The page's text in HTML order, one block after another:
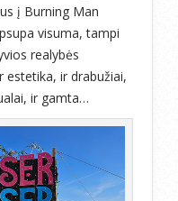
į Burning Man
visuma, tampi
realybės
ir drabužiai,
ir gamta…